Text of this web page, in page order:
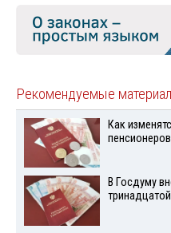
Рекомендуемые
Как
В Госдуму